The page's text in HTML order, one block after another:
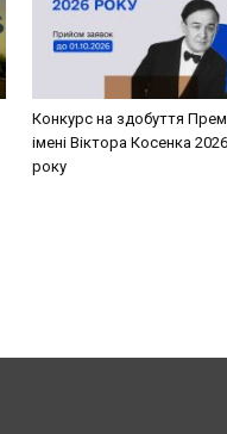
Конкурс на здобуття
імені Віктора Косенка 2026
року